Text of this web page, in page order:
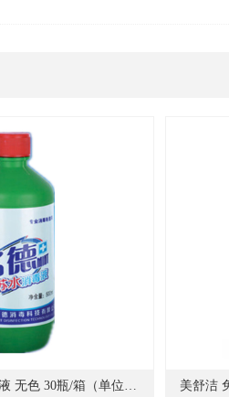
名德 500ML 消毒液 无色 30瓶/箱（单位：瓶） 美舒洁